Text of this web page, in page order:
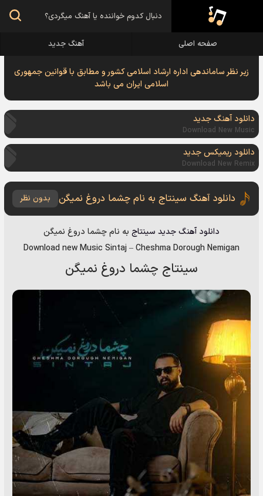
صفحه اصلی آهنگ جدید
زیر نظر ساماندهی اداره ارشاد اسلامی کشور و مطابق با قوانین جمهوری
اسلامی ایران می باشد
دانلود آهنگ جدید
Download New Music
دانلود ریمیکس جدید
Download New Remix
دانلود آهنگ سینتاج به نام چشما دروغ نمیگن بدون نظر
دانلود آهنگ جدید سینتاج به نامچشما دروغ نمیگن
Download new Music Sintaj–Cheshma Dorough Nemigan
سینتاج چشما دروغ نمیگن